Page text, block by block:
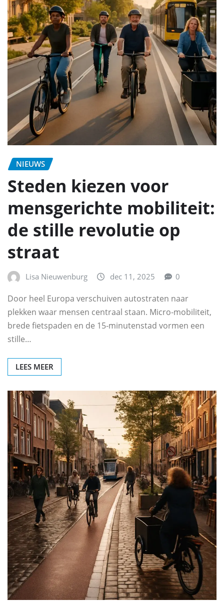
NIEUWS
Steden kiezen voor
mensgerichte mobiliteit:
de stille revolutie op
straat
Lisa Nieuwenburg dec 11, 2025 0
Door heel Europa verschuiven autostraten naar
plekken waar mensen centraal staan. Micro‑mobiliteit,
brede fietspaden en de 15‑minutenstad vormen een
stille…
LEES MEER